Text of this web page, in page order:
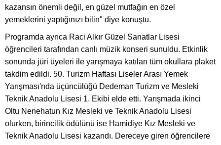
kazansın önemli değil, en güzel mutfağın en özel
yemeklerini yaptığınızı bilin" diye konuştu.
Programda ayrıca Raci Alkır Güzel Sanatlar Lisesi
öğrencileri tarafından canlı müzik konseri sunuldu. Etkinlik
sonunda jüri üyeleri ile yarışmaya katılan tüm okullara plaket
takdim edildi. 50. Turizm Haftası Liseler Arası Yemek
Yarışması'nda üçüncülüğü Dedeman Turizm ve Mesleki
Teknik Anadolu Lisesi 1. Ekibi elde etti. Yarışmada ikinci
Oltu Nenehatun Kız Mesleki ve Teknik Anadolu Lisesi
olurken, birincilik ödülünü ise Hamidiye Kız Mesleki ve
Teknik Anadolu Lisesi kazandı. Dereceye giren öğrencilere